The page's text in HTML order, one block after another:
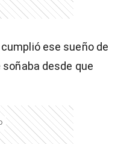
ese sueño de
desde que